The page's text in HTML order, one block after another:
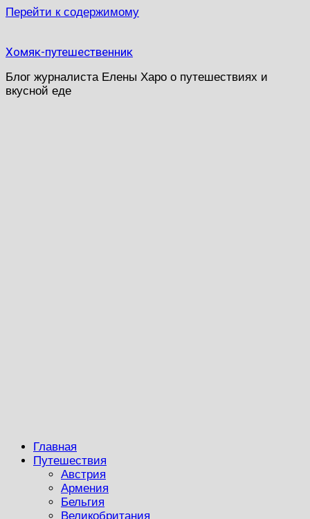
Перейти к содержимому
Хомяк-путешественник
Блог журналиста Елены Харо о путешествиях и
вкусной еде
Главная
Путешествия
Австрия
Армения
Бельгия
Великобритания